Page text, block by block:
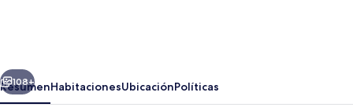
All
Siguiente
108+
ResumenHabitacionesUbicaciónPolíticas